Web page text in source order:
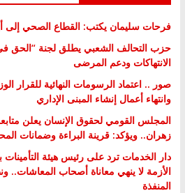
فرحات سليمان يكتب: القطاع الصحي إلى
حزب التحالف الشعبي يطلق لجنة “الحق
الانتهاكات ودعم المرضى
صور .. اعتماد الرسومات النهائية للقرار
وانتهاء أعمال إنشاء المبنى الإداري
المجلس القومي لحقوق الإنسان يعلن
زهران.. ويؤكد: قرينة البراءة وضمانات
دار الخدمات ترد على رئيس هيئة
الأزمة لا ينهي معاناة أصحاب
المنفذة